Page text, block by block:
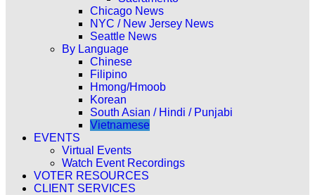
Chicago News
NYC / New Jersey News
Seattle News
By Language
Chinese
Filipino
Hmong/Hmoob
Korean
South Asian / Hindi / Punjabi
Vietnamese
EVENTS
Virtual Events
Watch Event Recordings
VOTER RESOURCES
CLIENT SERVICES